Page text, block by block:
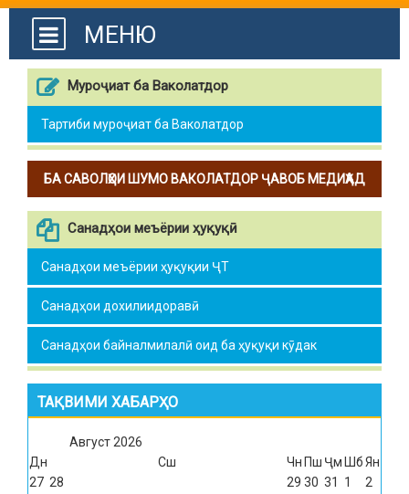
МЕНЮ
Муроҷиат ба Ваколатдор
Тартиби муроҷиат ба Ваколатдор
БА САВОЛҲОИ ШУМО ВАКОЛАТДОР ҶАВОБ МЕДИҲАД
Санадҳои меъёрии ҳуқуқӣ
Санадҳои меъёрии ҳуқуқии ҶТ
Санадҳои дохилиидоравӣ
Санадҳои байналмилалӣ оид ба ҳуқуқи кӯдак
ТАҚВИМИ ХАБАРҲО
Август2026
Дн
Сш Чн Пш Ҷм ШбЯн
27 28 29 30 31 1 2